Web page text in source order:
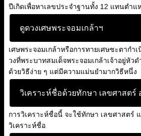
ปีเกิดเพื่อหาเลขประจำฐานทั้ง 12 แทนตำแ
ดูดวงเศษพระจอมเกล้าฯ
เศษพระจอมเกล้าหรือการทายเศษชะตากำ
วงที่พระบาทสมเด็จพระจอมเกล้าเจ้าอยู่หัว
ด้วยวิธีง่าย ๆ แต่มีความแม่นยำมากวิธีหนึ่ง
วิเคราะห์ชื่อด้วยทักษา เลขศาสตร์
การวิเคราะห์ชื่อนี้ จะใช้ทักษา เลขศาสตร์
วิเคราะห์ชื่อ